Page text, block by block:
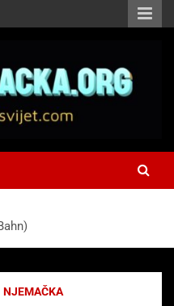
NJEMAČKA